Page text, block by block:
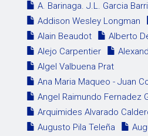
A. Barinaga. J.L. Garcia
Addison Wesley Longman
Alain Beaudot
Alberto
Alejo Carpentier
Algel Valbuena Prat
Ana Maria Maqueo - Juan
Angel Raimundo Fernadez
Arquimides Alvarado
Augusto Pila Teleña